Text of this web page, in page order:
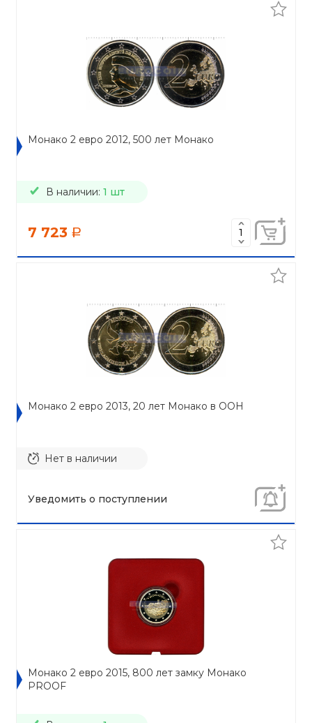
Монако 2 евро 2012, 500 лет Монако
В наличии: 1 шт
7 723 a
Монако 2 евро 2013, 20 лет Монако в ООН
Нет в наличии
Уведомить о поступлении
Монако 2 евро 2015, 800 лет замку Монако
PROOF